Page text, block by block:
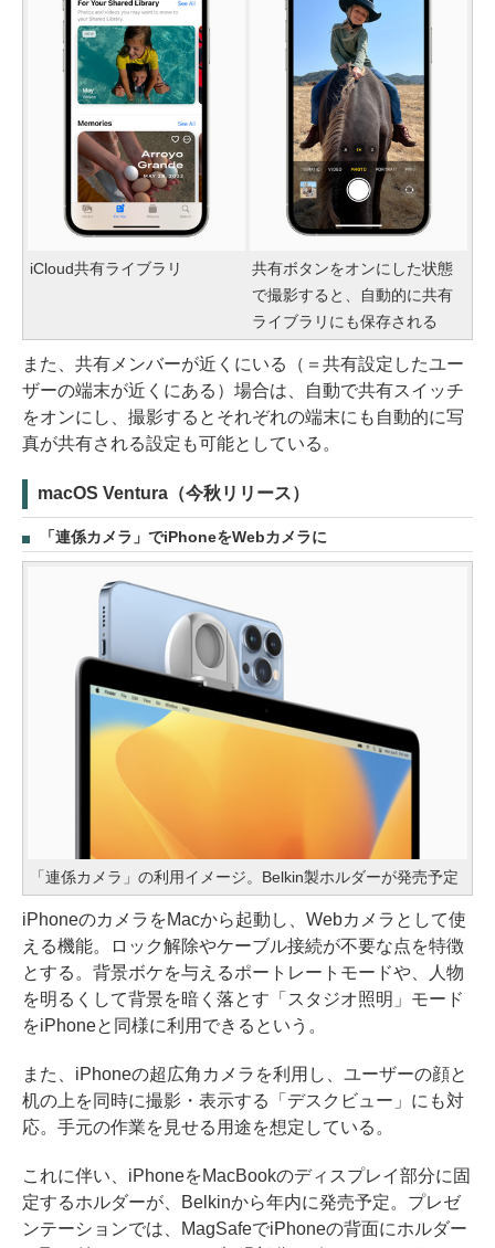
iCloud共有ライブラリ
共有ボタンをオンにした状態
で撮影すると、自動的に共有
ライブラリにも保存される
また、共有メンバーが近くにいる（＝共有設定したユー
ザーの端末が近くにある）場合は、自動で共有スイッチ
をオンにし、撮影するとそれぞれの端末にも自動的に写
真が共有される設定も可能としている。
macOS Ventura（今秋リリース）
「連係カメラ」でiPhoneをWebカメラに
「連係カメラ」の利用イメージ。Belkin製ホルダーが発売予定
iPhoneのカメラをMacから起動し、Webカメラとして使
える機能。ロック解除やケーブル接続が不要な点を特徴
とする。背景ボケを与えるポートレートモードや、人物
を明るくして背景を暗く落とす「スタジオ照明」モード
をiPhoneと同様に利用できるという。
また、iPhoneの超広角カメラを利用し、ユーザーの顔と
机の上を同時に撮影・表示する「デスクビュー」にも対
応。手元の作業を見せる用途を想定している。
これに伴い、iPhoneをMacBookのディスプレイ部分に固
定するホルダーが、Belkinから年内に発売予定。プレゼ
ンテーションでは、MagSafeでiPhoneの背面にホルダー